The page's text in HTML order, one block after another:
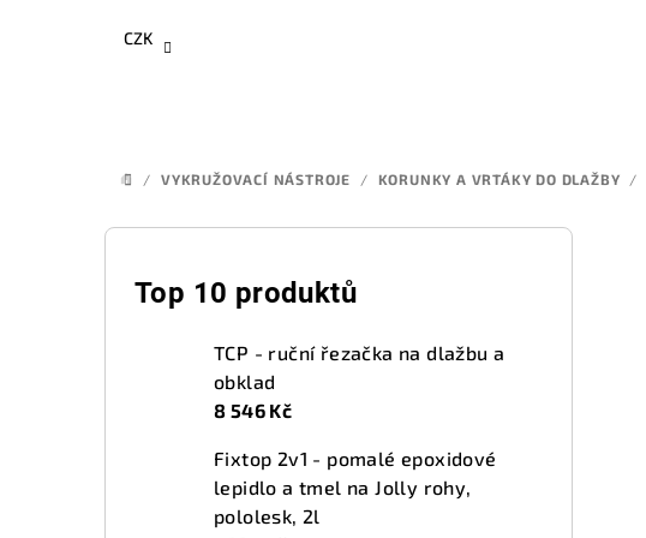
CZK
DOMŮ
/ VYKRUŽOVACÍ NÁSTROJE / KORUNKY A VRTÁKY DO DLAŽBY /
P
Top 10 produktů
TCP - ruční řezačka na dlažbu a
obklad
8 546 Kč
Fixtop 2v1 - pomalé epoxidové
lepidlo a tmel na Jolly rohy,
pololesk, 2l